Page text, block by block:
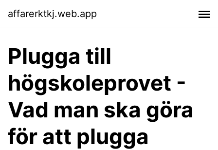
affarerktkj.web.app
Plugga till
högskoleprovet -
Vad man ska göra
för att plugga